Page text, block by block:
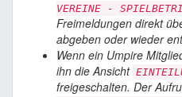
VEREINE -
Freimeldungen direkt
abgeben oder wieder
Wenn ein Umpire
ihn die Ansicht
freigeschalten. Der